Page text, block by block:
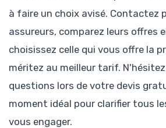
à faire un choix avisé. Contactez
assureurs, comparez leurs offres
choisissez celle qui vous offre la
méritez au meilleur tarif.
questions lors de votre devis
moment idéal pour clarifier tous
vous engager.